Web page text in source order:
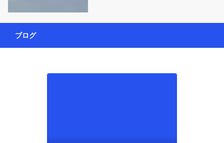
働く母の40代を楽しむ方法
ー活動を通して、豊かな生活を楽しんでいます。懸賞やモニター生
活だけでなく、大好きな【旅行・温泉・食育・美容健康アイテム探
索】も全力で楽しみます。
ブログ